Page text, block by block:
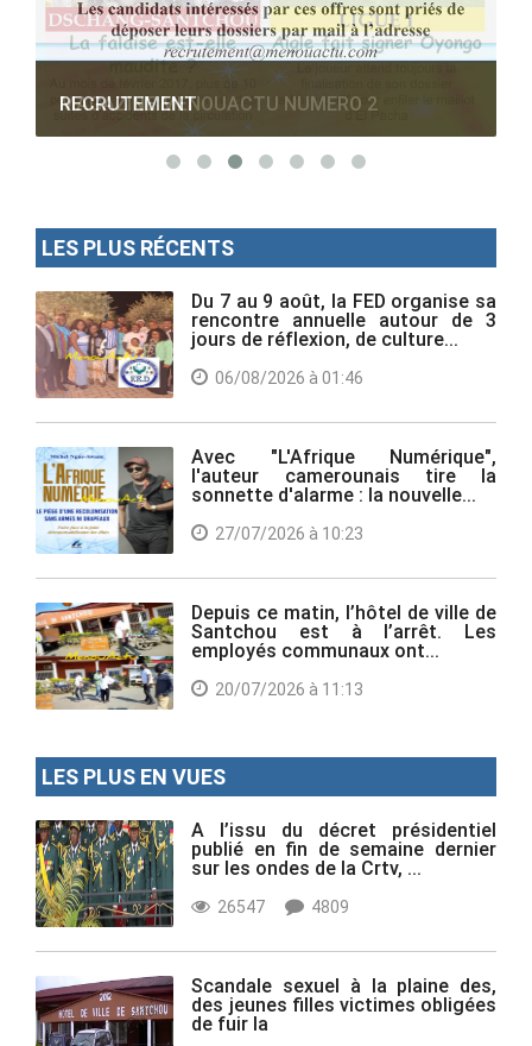
RECRUTEMENT
LES PLUS RÉCENTS
Du 7 au 9 août, la FED organise sa
rencontre annuelle autour de 3
jours de réflexion, de culture...
06/08/2026 à 01:46
Avec "L'Afrique Numérique",
l'auteur camerounais tire la
sonnette d'alarme : la nouvelle...
27/07/2026 à 10:23
Depuis ce matin, l’hôtel de ville de
Santchou est à l’arrêt. Les
employés communaux ont...
20/07/2026 à 11:13
LES PLUS EN VUES
A l’issu du décret présidentiel
publié en fin de semaine dernier
sur les ondes de la Crtv, ...
26547 4809
Scandale sexuel à la plaine des,
des jeunes filles victimes obligées
de fuir la